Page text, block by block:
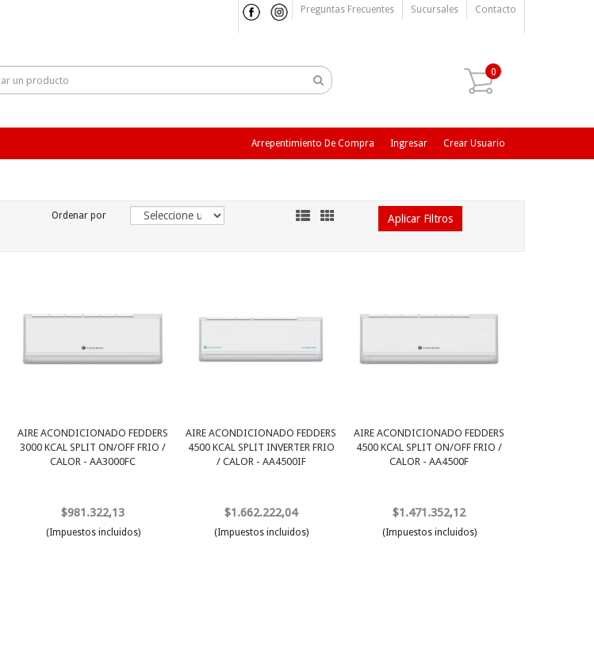
Preguntas Frecuentes Sucursales Contacto
0
Crear Usuario
Ingresar
Arrepentimiento De Compra
Ordenar por
AIRE ACONDICIONADO FEDDERS
3000 KCAL SPLIT ON/OFF FRIO /
CALOR - AA3000FC
$981.322,13
(Impuestos incluidos)
AIRE ACONDICIONADO FEDDERS
4500 KCAL SPLIT INVERTER FRIO
/ CALOR - AA4500IF
$1.662.222,04
(Impuestos incluidos)
AIRE ACONDICIONADO FEDDERS
4500 KCAL SPLIT ON/OFF FRIO /
CALOR - AA4500F
$1.471.352,12
(Impuestos incluidos)